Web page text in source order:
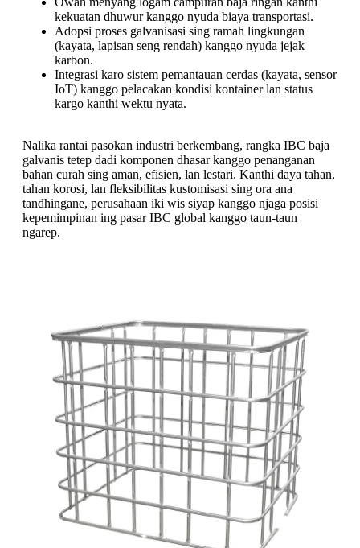
kekuatan dhuwur kanggo nyuda biaya transportasi.
Adopsi proses galvanisasi sing ramah lingkungan
(kayata, lapisan seng rendah) kanggo nyuda jejak
karbon.
Integrasi karo sistem pemantauan cerdas (kayata, sensor
IoT) kanggo pelacakan kondisi kontainer lan status
kargo kanthi wektu nyata.
Nalika rantai pasokan industri berkembang, rangka IBC baja
galvanis tetep dadi komponen dhasar kanggo penanganan
bahan curah sing aman, efisien, lan lestari. Kanthi daya tahan,
tahan korosi, lan fleksibilitas kustomisasi sing ora ana
tandhingane, perusahaan iki wis siyap kanggo njaga posisi
kepemimpinan ing pasar IBC global kanggo taun-taun
ngarep.